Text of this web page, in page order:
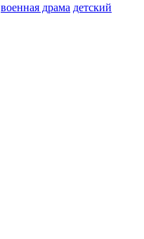
военная драма детский